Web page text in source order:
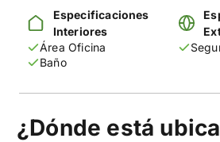
Especificaciones
Interiores
Área Oficina
Baño
¿Dónde está